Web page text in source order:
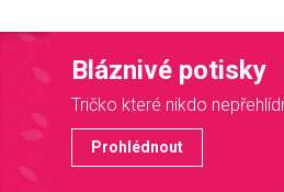
Bláznivé potisky
Tričko které nikdo
Prohlédnout